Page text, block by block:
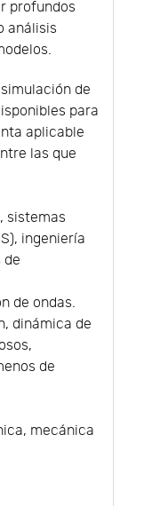
profundos
análisis
de
para
aplicable
las que
sistemas
ingeniería
de
de ondas.
dinámica de
de
mecánica